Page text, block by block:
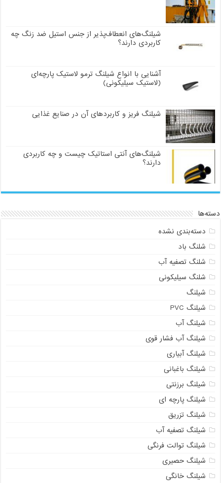
شیلنگ‌های انعطاف‌پذیر از جنس استیل ضد زنگ چه
کاربردی دارند؟
آشنایی با انواع شیلنگ ترمو لاستیک پارچه‌ای
(لاستیک سیلیکونی)
شیلنگ فریز و کاربردهای آن در صنایع غذایی
شیلنگ‌های آنتی استاتیک چیست و چه کاربردی
دارند؟
دسته‌ها
دسته‌بندی نشده
شلنگ باد
شلنگ تصفیه آب
شلنگ سیلیکونی
شیلنگ
شیلنگ PVC
شیلنگ آب
شیلنگ آب فشار قوی
شیلنگ آبیاری
شیلنگ باغبانی
شیلنگ برزنتی
شیلنگ پارچه ای
شیلنگ تزریق
شیلنگ تصفیه آب
شیلنگ توالت فرنگی
شیلنگ حصیری
شیلنگ خانگی